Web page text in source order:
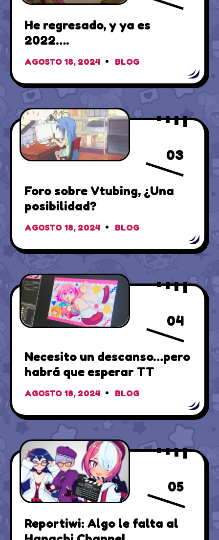
He regresado, y ya es
2022….
AGOSTO 18, 2024 BLOG
03
Foro sobre Vtubing, ¿Una
posibilidad?
AGOSTO 18, 2024 BLOG
04
Necesito un descanso…pero
habrá que esperar TT
AGOSTO 18, 2024 BLOG
05
Reportiwi: Algo le falta al